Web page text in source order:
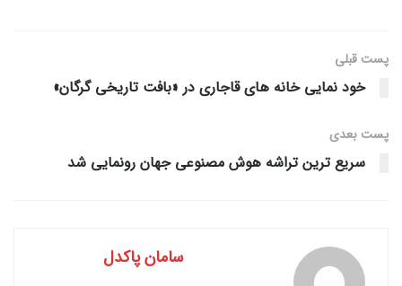
پست قبلی
خود نمایی خانه های قاجاری در «بافت تاریخی گرگان»
پست‌ بعدی
سریع ترین تراشه هوش مصنوعی جهان رونمایی شد
سامان پاکدل